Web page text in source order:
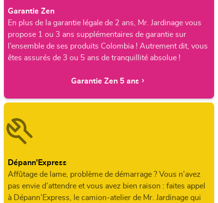
Garantie Zen
En plus de la garantie légale de 2 ans, Mr. Jardinage vous
propose 1 ou 3 ans supplémentaires de garantie sur
l’ensemble de ses produits Colombia ! Autrement dit, vous
êtes assurés de 3 ou 5 ans de tranquillité absolue !
Garantie Zen 5 ans
Dépann'Express
Affûtage de lame, problème de démarrage ? Vous n’avez
pas envie d’attendre et vous avez bien raison : faites appel
à Dépann’Express, le camion-atelier de Mr. Jardinage qui